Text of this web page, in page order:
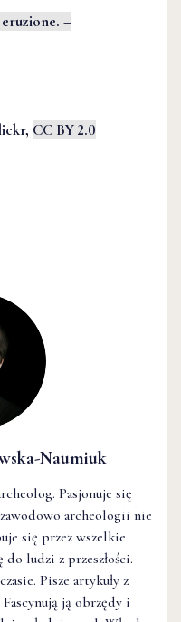
Naumiuk
Pasjonuje się
archeologii nie
się przez wszelkie
ludzi z przeszłości.
Pisze artykuły z
ją obrzędy i
–
CC BY 2.0